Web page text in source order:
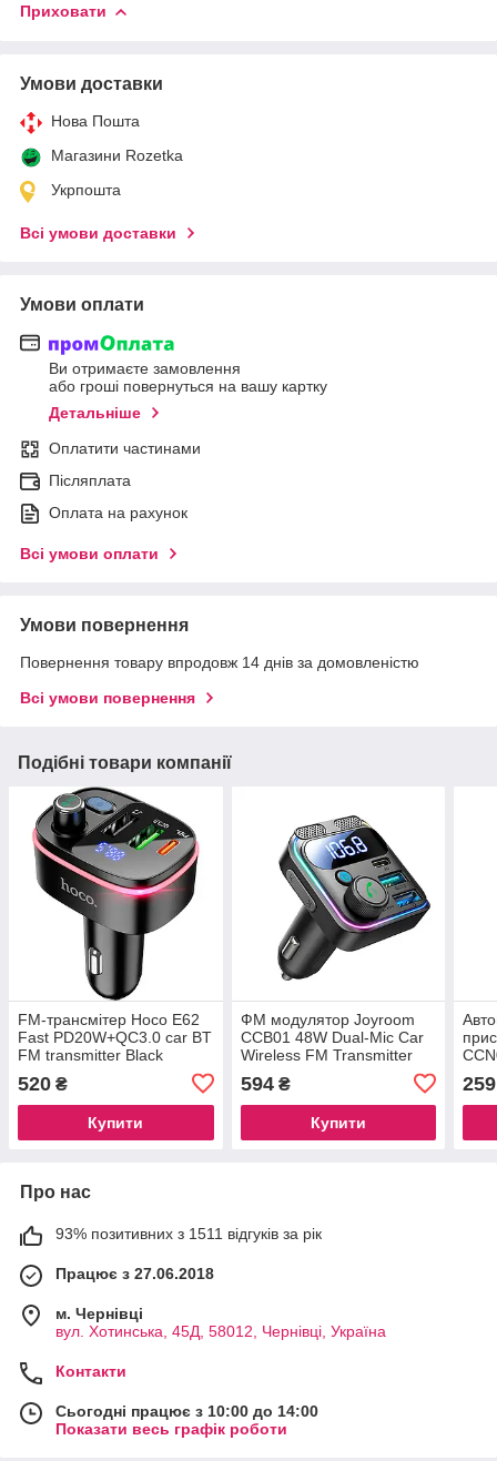
Приховати
Умови доставки
Нова Пошта
Магазини Rozetka
Укрпошта
Всі умови доставки
Умови оплати
Ви отримаєте замовлення
або гроші повернуться на вашу картку
Детальніше
Оплатити частинами
Післяплата
Оплата на рахунок
Всі умови оплати
Умови повернення
Повернення товару впродовж 14 днів за домовленістю
Всі умови повернення
Подібні товари компанії
FM-трансмітер Hoco E62
Fast PD20W+QC3.0 car BT
FM transmitter Black
520 ₴
Купити
ФМ модулятор Joyroom
CCB01 48W Dual-Mic Car
Wireless FM Transmitter
594₴
Купити
259
Про нас
93% позитивних з 1511 відгуків за рік
Працює з 27.06.2018
м. Чернівці
вул. Хотинська, 45Д, 58012, Чернівці, Україна
Контакти
Сьогодні працює з 10:00 до 14:00
Показати весь графік роботи